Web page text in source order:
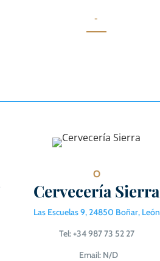
-
O
Cervecería Sierra
Las Escuelas 9, 24850 Boñar, León
Tel: +34 987 73 52 27
Email: N/D